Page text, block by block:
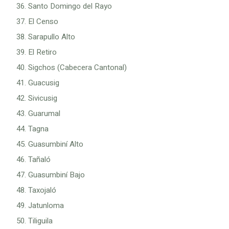
Santo Domingo del Rayo
El Censo
Sarapullo Alto
El Retiro
Sigchos (Cabecera Cantonal)
Guacusig
Sivicusig
Guarumal
Tagna
Guasumbiní Alto
Tañaló
Guasumbiní Bajo
Taxojaló
Jatunloma
Tiliguila